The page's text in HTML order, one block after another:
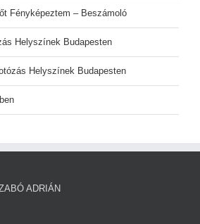
Fényképeztem – Beszámoló
Helyszínek Budapesten
Helyszínek Budapesten
ADRIÁN